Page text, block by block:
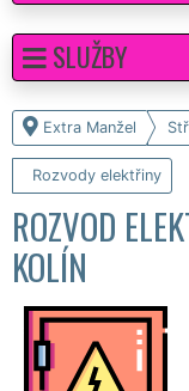
Extra Manžel
Rozvody elektřiny
ROZVOD
KOLÍN
SLUŽBY